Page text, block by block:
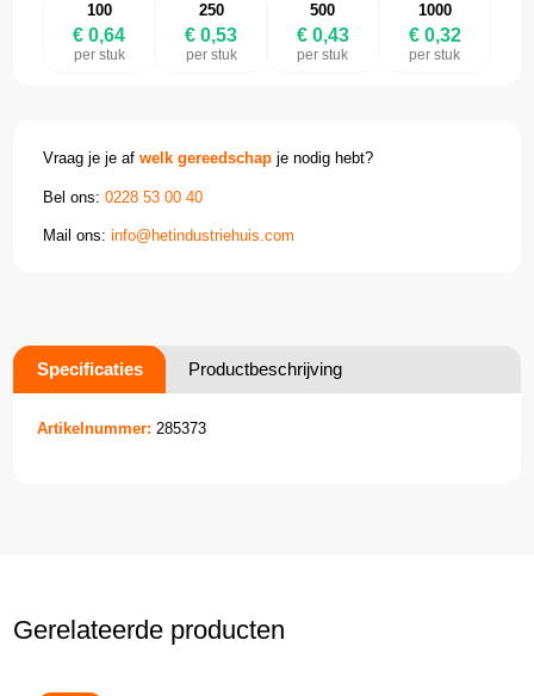
100
€ 0,64
per stuk
250
€ 0,53
per stuk
500
€ 0,43
per stuk
1000
€ 0,32
per stuk
Vraag je je afwelk gereedschap je nodig hebt?
Bel ons:0228 53 00 40
Mail ons:info@hetindustriehuis.com
Specificaties Productbeschrijving
Artikelnummer: 285373
Gerelateerde producten